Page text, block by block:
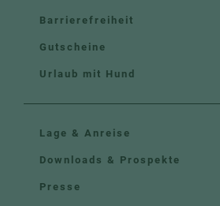
Barrierefreiheit
Gutscheine
Urlaub mit Hund
Lage & Anreise
Downloads & Prospekte
Presse